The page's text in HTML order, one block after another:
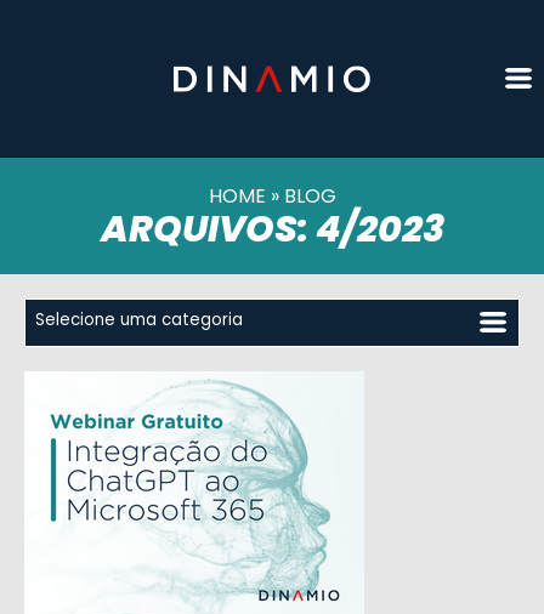
HOME »BLOG
ARQUIVOS: 4/2023